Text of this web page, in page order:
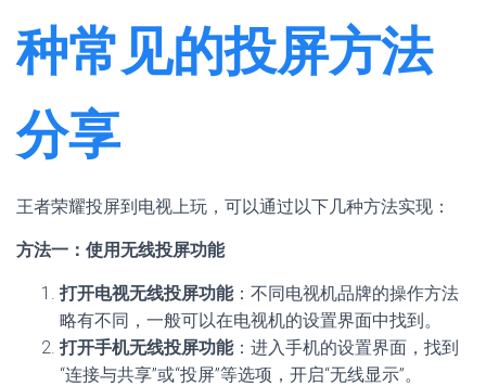
种常见的投屏方法
分享
王者荣耀投屏到电视上玩，可以通过以下几种方法实现：
方法一：使用无线投屏功能
打开电视无线投屏功能：不同电视机品牌的操作方法
略有不同，一般可以在电视机的设置界面中找到。
打开手机无线投屏功能：进入手机的设置界面，找到
“连接与共享”或“投屏”等选项，开启“无线显示”。